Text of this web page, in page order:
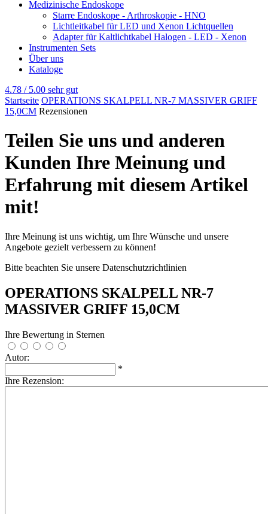
Medizinische Endoskope
Starre Endoskope - Arthroskopie - HNO
Lichtleitkabel für LED und Xenon Lichtquellen
Adapter für Kaltlichtkabel Halogen - LED - Xenon
Instrumenten Sets
Über uns
Kataloge
4.78 / 5.00 sehr gut
Startseite OPERATIONS SKALPELL NR-7 MASSIVER GRIFF
15,0CM Rezensionen
Teilen Sie uns und anderen
Kunden Ihre Meinung und
Erfahrung mit diesem Artikel
mit!
Ihre Meinung ist uns wichtig, um Ihre Wünsche und unsere
Angebote gezielt verbessern zu können!
Bitte beachten Sie unsere Datenschutzrichtlinien
OPERATIONS SKALPELL NR-7
MASSIVER GRIFF 15,0CM
Ihre Bewertung in Sternen
Autor:
*
Ihre Rezension: